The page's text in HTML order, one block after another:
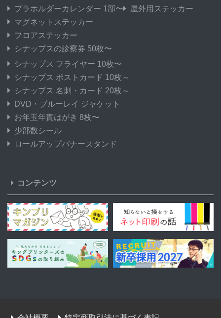
プラホルダーカレンダー 1部〜
屋外用ステッカー
マグネットステッカー
フロアステッカー
シナップスの診察券 50枚〜
シナップス フライヤー 10枚〜
シナップス ポストカード 10枚～
シナップス 名刺・カード 20枚～
DVD・ブルーレイ ジャケット
お年玉年賀はがき 8枚〜
少部数シール
ロールアップバナースタンド
コンテンツ